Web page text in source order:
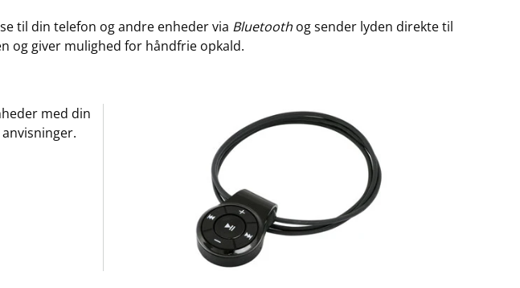
til din telefon og andre enheder via Bluetooth og sender lyden direkte til
og giver mulighed for håndfrie opkald.
med din